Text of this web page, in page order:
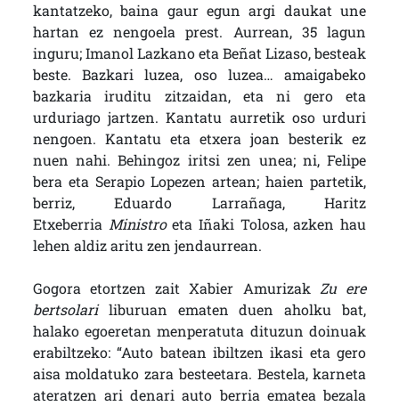
kantatzeko, baina gaur egun argi daukat une
hartan ez nengoela prest. Aurrean, 35 lagun
inguru; Imanol Lazkano eta Beñat Lizaso, besteak
beste. Bazkari luzea, oso luzea… amaigabeko
bazkaria iruditu zitzaidan, eta ni gero eta
urduriago jartzen. Kantatu aurretik oso urduri
nengoen. Kantatu eta etxera joan besterik ez
nuen nahi. Behingoz iritsi zen unea; ni, Felipe
bera eta Serapio Lopezen artean; haien partetik,
berriz, Eduardo Larrañaga, Haritz
Etxeberria Ministroeta Iñaki Tolosa, azken hau
lehen aldiz aritu zen jendaurrean.
Gogora etortzen zait Xabier Amurizak Zu ere
bertsolariliburuan ematen duen aholku bat,
halako egoeretan menperatuta dituzun doinuak
erabiltzeko: “Auto batean ibiltzen ikasi eta gero
aisa moldatuko zara besteetara. Bestela, karneta
ateratzen ari denari auto berria ematea bezala